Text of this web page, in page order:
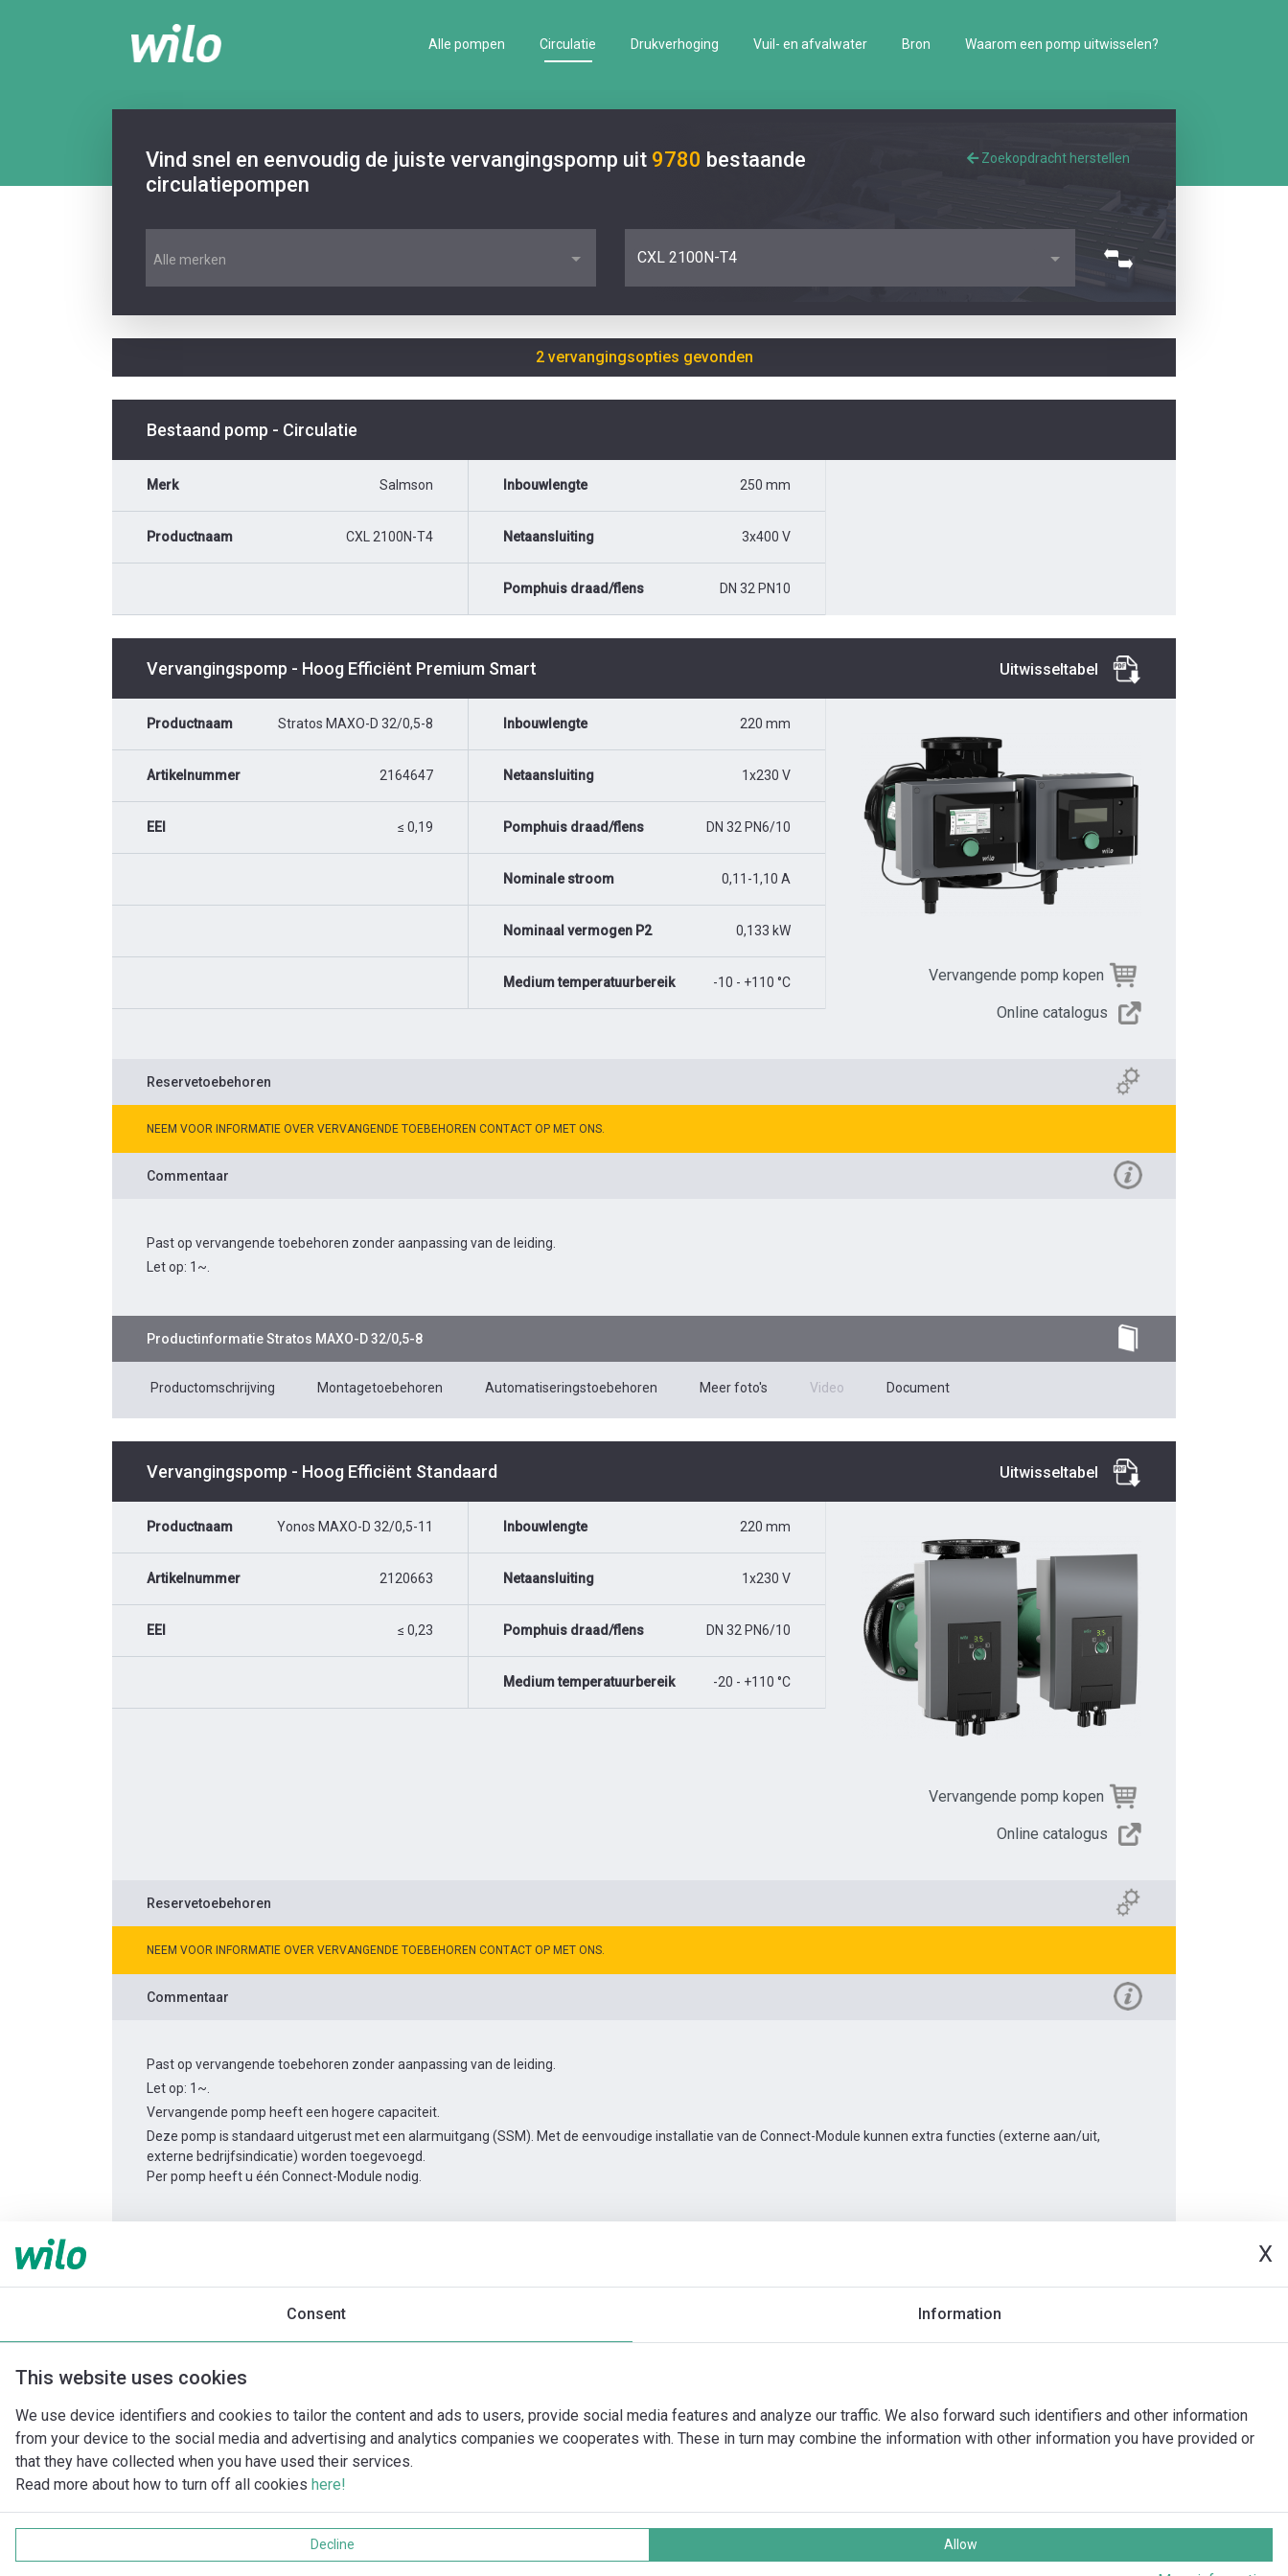
X
Consent Information
This website uses cookies
We use device identifiers and cookies to tailor the content and ads to users, provide social media features and analyze our traffic. We also forward such identifiers and other information
from your device to the social media and advertising and analytics companies we cooperates with. These in turn may combine the information with other information you have provided or
that they have collected when you have used their services.
Read more about how to turn off all cookies here!
Decline Allow
Alle pompen Circulatie Drukverhoging Vuil- en afvalwater Bron Waarom een pomp uitwisselen?
Vind snel en eenvoudig de juiste vervangingspomp uit 9780 bestaande
circulatiepompen
Zoekopdracht herstellen
Alle merken CXL 2100N-T4
2 vervangingsopties gevonden
Bestaand pomp - Circulatie
Merk Salmson
Productnaam CXL 2100N-T4
Inbouwlengte 250 mm
Netaansluiting 3x400 V
Pomphuis draad/flens DN 32 PN10
Vervangingspomp - Hoog Efficiënt Premium Smart Uitwisseltabel
Productnaam Stratos MAXO-D 32/0,5-8
Artikelnummer 2164647
EEI ≤ 0,19
Inbouwlengte 220 mm
Netaansluiting 1x230 V
Pomphuis draad/flens DN 32 PN6/10
Nominale stroom 0,11-1,10 A
Nominaal vermogen P2 0,133 kW
Medium temperatuurbereik -10 - +110 °C Vervangende pomp kopen
Online catalogus
Reservetoebehoren
NEEM VOOR INFORMATIE OVER VERVANGENDE TOEBEHOREN CONTACT OP MET ONS.
Commentaar
Past op vervangende toebehoren zonder aanpassing van de leiding.
Let op: 1~.
ProductinformatieStratos MAXO-D 32/0,5-8
Productomschrijving Montagetoebehoren Automatiseringstoebehoren Meer foto's Video Document
Vervangingspomp - Hoog Efficiënt Standaard Uitwisseltabel
Productnaam Yonos MAXO-D 32/0,5-11
Artikelnummer 2120663
EEI ≤ 0,23
Inbouwlengte 220 mm
Netaansluiting 1x230 V
Pomphuis draad/flens DN 32 PN6/10
Medium temperatuurbereik -20 - +110 °C
Vervangende pomp kopen
Online catalogus
Reservetoebehoren
NEEM VOOR INFORMATIE OVER VERVANGENDE TOEBEHOREN CONTACT OP MET ONS.
Commentaar
Past op vervangende toebehoren zonder aanpassing van de leiding.
Let op: 1~.
Vervangende pomp heeft een hogere capaciteit.
Deze pomp is standaard uitgerust met een alarmuitgang (SSM). Met de eenvoudige installatie van de Connect-Module kunnen extra functies (externe aan/uit,
externe bedrijfsindicatie) worden toegevoegd.
Per pomp heeft u één Connect-Module nodig.
Imprint Gegevensbescherming Cookie policy Alle rechten voorbehouden